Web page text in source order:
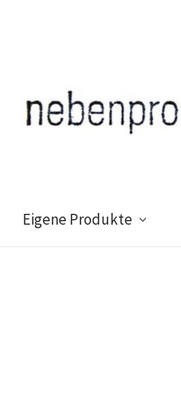
Eigene Produkte